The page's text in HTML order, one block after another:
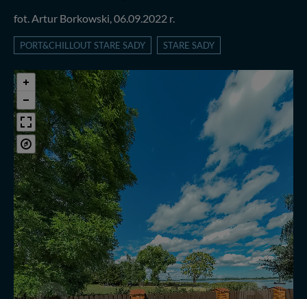
fot. Artur Borkowski, 06.09.2022 r.
PORT&CHILLOUT STARE SADY STARE SADY